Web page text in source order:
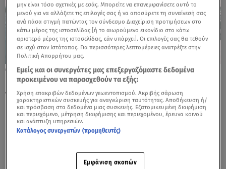
22.03.25, 12:32
Η έρευνα μίλησε: Ποιοι «κινδυνεύουν»
περισσότερο να πάρουν κιλά στον γάμο;
μην είναι τόσο σχετικές με εσάς. Μπορείτε να επανεμφανίσετε αυτό το
μενού για να αλλάξετε τις επιλογές σας ή να αποσύρετε τη συναίνεσή σας
ανά πάσα στιγμή πατώντας τον σύνδεσμο Διαχείριση προτιμήσεων στο
κάτω μέρος της ιστοσελίδας [ή το αιωρούμενο εικονίδιο στο κάτω
αριστερό μέρος της ιστοσελίδας, εάν υπάρχει]. Οι επιλογές σας θα τεθούν
σε ισχύ στον Ιστότοπος. Για περισσότερες λεπτομέρειες ανατρέξτε στην
Πολιτική Απορρήτου μας.
Εμείς και οι συνεργάτες μας επεξεργαζόμαστε δεδομένα
προκειμένου να παρασχεθούν τα εξής:
Χρήση επακριβών δεδομένων γεωεντοπισμού. Ακριβής σάρωση
χαρακτηριστικών συσκευής για αναγνώριση ταυτότητας. Αποθήκευση ή/
και πρόσβαση στα δεδομένα μιας συσκευής. Εξατομικευμένη διαφήμιση
και περιεχόμενο, μέτρηση διαφήμισης και περιεχομένου, έρευνα κοινού
και ανάπτυξη υπηρεσιών.
Κατάλογος συνεργατών (προμηθευτές)
Εμφάνιση σκοπών